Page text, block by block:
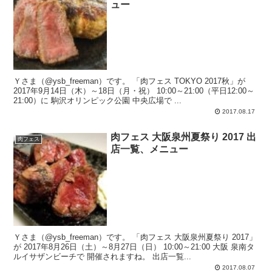
ュー
Ｙさま（@ysb_freeman）です。 「肉フェス TOKYO 2017秋」が
2017年9月14日（木）～18日（月・祝） 10:00～21:00（平日12:00～
21:00）に 駒沢オリンピック公園 中央広場で ...
2017.08.17
肉フェス
肉フェス 大阪泉州夏祭り 2017 出
店一覧、メニュー
Ｙさま（@ysb_freeman）です。 「肉フェス 大阪泉州夏祭り 2017」
が 2017年8月26日（土）～8月27日（日） 10:00～21:00 大阪 泉南タ
ルイサザンビーチで 開催されますね。 出店一覧...
2017.08.07